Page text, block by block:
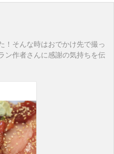
！そんな時はおでかけ先で撮っ
ン作者さんに感謝の気持ちを伝